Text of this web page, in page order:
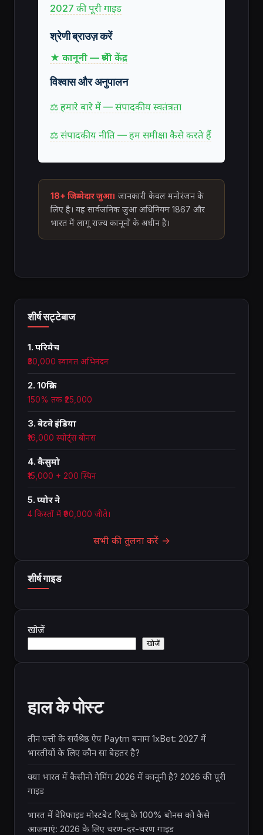
2027 की पूरी गाइड
श्रेणी ब्राउज़ करें
★ कानूनी — श्रेणी केंद्र
विश्वास और अनुपालन
⚖ हमारे बारे में — संपादकीय स्वतंत्रता
⚖ संपादकीय नीति — हम समीक्षा कैसे करते हैं
18+ जिम्मेदार जुआ। जानकारी केवल मनोरंजन के
लिए है। यह सार्वजनिक जुआ अधिनियम 1867 और
भारत में लागू राज्य कानूनों के अधीन है।
शीर्ष सट्टेबाज
1. परिमैच
₹30,000 स्वागत अभिनंदन
2. 10क्रिक
150% तक ₹25,000
3. बेटवे इंडिया
₹16,000 स्पोर्ट्स बोनस
4. कैसुमो
₹15,000 + 200 स्पिन
5. प्योर ने
4 किस्तों में ₹90,000 जीते।
सभी की तुलना करें →
शीर्ष गाइड
खोजें
खोजें
हाल के पोस्ट
तीन पत्ती के सर्वश्रेष्ठ ऐप Paytm बनाम 1xBet: 2027 में
भारतीयों के लिए कौन सा बेहतर है?
क्या भारत में कैसीनो गेमिंग 2026 में कानूनी है? 2026 की पूरी
गाइड
भारत में वेरिफाइड मोस्टबेट रिव्यू के 100% बोनस को कैसे
आजमाएं: 2026 के लिए चरण-दर-चरण गाइड